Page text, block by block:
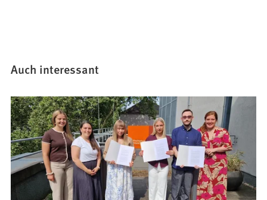
Auch interessant